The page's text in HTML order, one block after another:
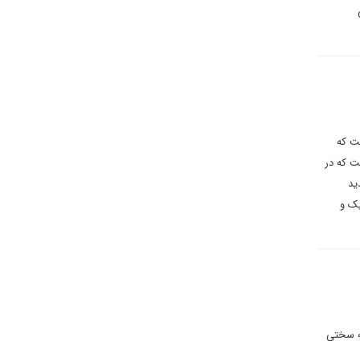
که
که در
و
سختی